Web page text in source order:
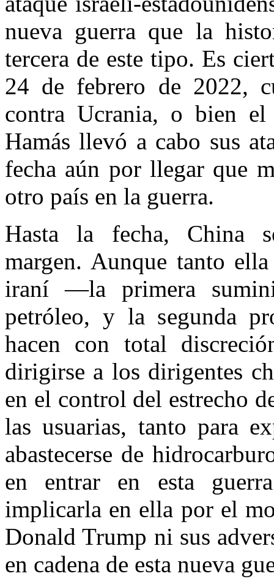
nueva guerra que la
tercera de este tipo. Es
24 de febrero de 2022,
contra Ucrania, o bien
Hamás llevó a cabo sus
fecha aún por llegar que
otro país en la guerra.
Hasta la fecha, China
margen. Aunque tanto
iraní —la primera
petróleo, y la segunda
hacen con total
dirigirse a los dirigentes
en el control del estrecho
las usuarias, tanto para
abastecerse de
en entrar en esta
implicarla en ella por el
Donald Trump ni sus
en cadena de esta nueva